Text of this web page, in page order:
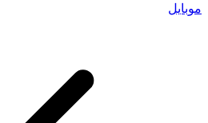
موبایل